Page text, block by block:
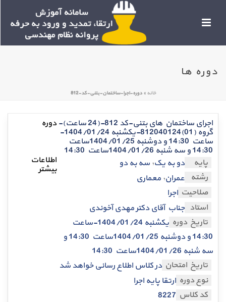
دوره ها
خانه »دوره-اجرا-ساختمان-بتنی-کد-812
اجرای ساختمان های بتنی-کد 812-(24 ساعت)-
گروه (01)812040124-یکشنبه 1404/01/24-
ساعت 14:30 و دوشنبه 1404/01/25ساعت
14:30 و سه شنبه 1404/01/26ساعت 14:30
پایه
دو به یک, سه به دو
رشته عمران, معماری
صلاحیت اجرا
استاد جناب آقای دکتر مهدی آخوندی
تاریخ دوره
یکشنبه 1404/01/24-ساعت
14:30 و دوشنبه 1404/01/25ساعت 14:30 و
سه شنبه 1404/01/26ساعت 14:30
تاریخ امتحان در کلاس اطلاع رسانی خواهد شد
نوع دوره ارتقا پایه اجرا
کد کلاس 8227